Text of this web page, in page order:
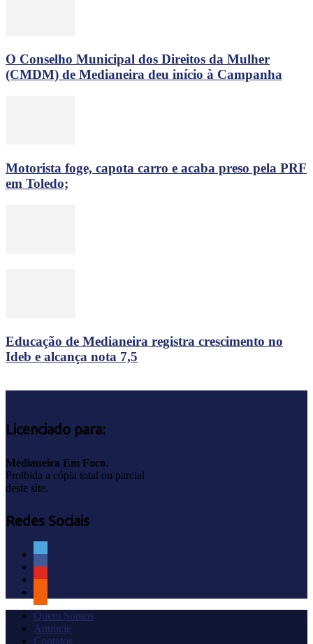
O Conselho Municipal dos Direitos da Mulher
(CMDM) de Medianeira deu início à Campanha
Motorista foge, capota carro e acaba preso pela PRF
em Toledo;
Educação de Medianeira registra crescimento no
Ideb e alcança nota 7,5
Licenciado para:
Medianeira Em Foco.
Proibida a cópia total ou parcial
deste site.
Redes Sociais
Quem Somos
Anuncie
Contatos